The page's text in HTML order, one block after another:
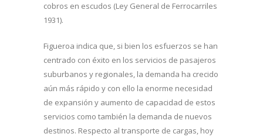
cobros en escudos (Ley General de Ferrocarriles
1931).
Figueroa indica que, si bien los esfuerzos se han
centrado con éxito en los servicios de pasajeros
suburbanos y regionales, la demanda ha crecido
aún más rápido y con ello la enorme necesidad
de expansión y aumento de capacidad de estos
servicios como también la demanda de nuevos
destinos. Respecto al transporte de cargas, hoy